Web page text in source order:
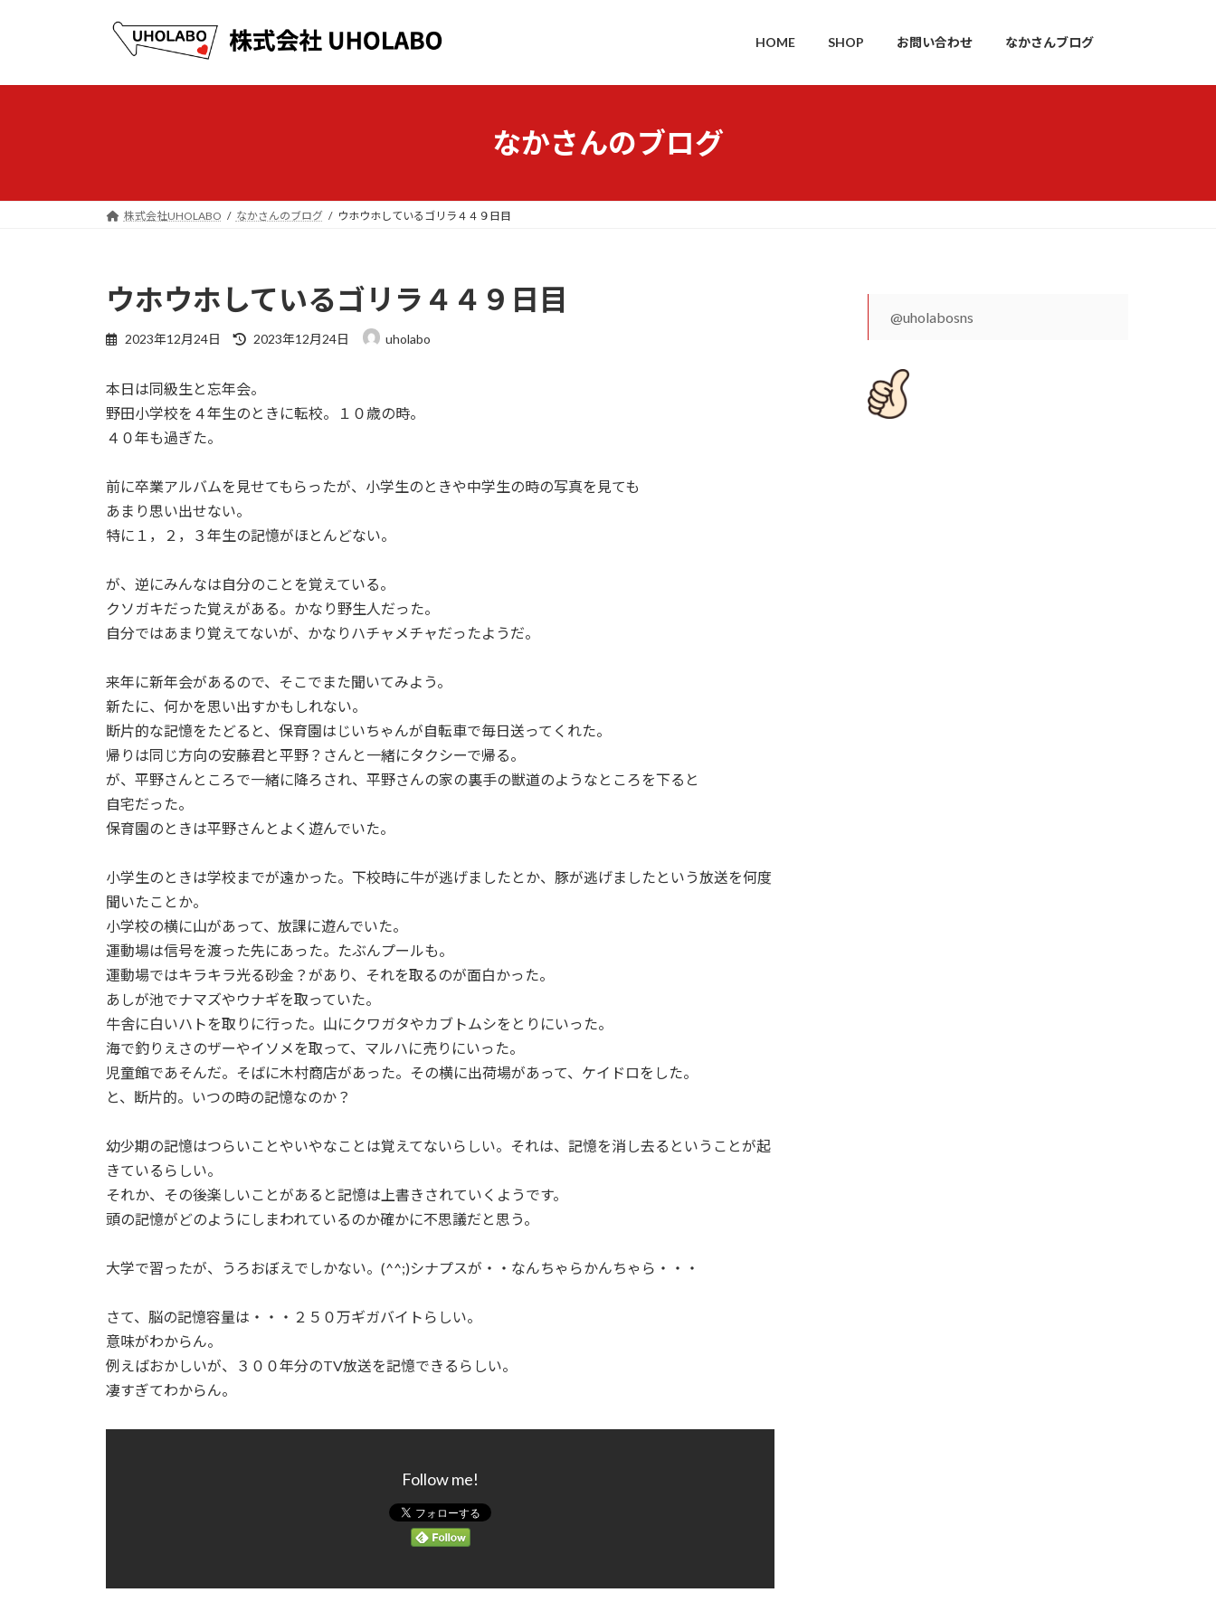
プ
動
HOME SHOP お問い合わせ なかさんブログ
なかさんのブログ
株式会社UHOLABO なかさんのブログ ウホウホしているゴリラ４４９日目
ウホウホしているゴリラ４４９日目
2023年12月24日
最
新
日
2023年12月24日 uholabo
本日は同級生と忘年会。
野田小学校を４年生のときに転校。１０歳の時。
４０年も過ぎた。
前に卒業アルバムを見せてもらったが、小学生のときや中学生の時の写真を見ても
あまり思い出せない。
特に１，２，３年生の記憶がほとんどない。
が、逆にみんなは自分のことを覚えている。
クソガキだった覚えがある。かなり野生人だった。
自分ではあまり覚えてないが、かなりハチャメチャだったようだ。
来年に新年会があるので、そこでまた聞いてみよう。
新たに、何かを思い出すかもしれない。
断片的な記憶をたどると、保育園はじいちゃんが自転車で毎日送ってくれた。
帰りは同じ方向の安藤君と平野？さんと一緒にタクシーで帰る。
が、平野さんところで一緒に降ろされ、平野さんの家の裏手の獣道のようなところを下ると
自宅だった。
保育園のときは平野さんとよく遊んでいた。
小学生のときは学校までが遠かった。下校時に牛が逃げましたとか、豚が逃げましたという放送を何度
聞いたことか。
小学校の横に山があって、放課に遊んでいた。
運動場は信号を渡った先にあった。たぶんプールも。
運動場ではキラキラ光る砂金？があり、それを取るのが面白かった。
あしが池でナマズやウナギを取っていた。
牛舎に白いハトを取りに行った。山にクワガタやカブトムシをとりにいった。
海で釣りえさのザーやイソメを取って、マルハに売りにいった。
児童館であそんだ。そばに木村商店があった。その横に出荷場があって、ケイドロをした。
と、断片的。いつの時の記憶なのか？
幼少期の記憶はつらいことやいやなことは覚えてないらしい。それは、記憶を消し去るということが起
きているらしい。
それか、その後楽しいことがあると記憶は上書きされていくようです。
頭の記憶がどのようにしまわれているのか確かに不思議だと思う。
大学で習ったが、うろおぼえでしかない。(^^;)シナプスが・・なんちゃらかんちゃら・・・
さて、脳の記憶容量は・・・２５０万ギガバイトらしい。
意味がわからん。
例えばおかしいが、３００年分のTV放送を記憶できるらしい。
凄すぎてわからん。
Follow me!
@uholabosns